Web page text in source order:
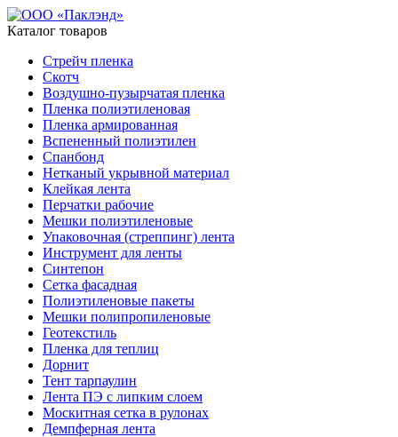
Каталог товаров
Стрейч пленка
Скотч
Воздушно-пузырчатая пленка
Пленка полиэтиленовая
Пленка армированная
Вспененный полиэтилен
Спанбонд
Нетканый укрывной материал
Клейкая лента
Перчатки рабочие
Мешки полиэтиленовые
Упаковочная (стреппинг) лента
Инструмент для ленты
Синтепон
Сетка фасадная
Полиэтиленовые пакеты
Мешки полипропиленовые
Геотекстиль
Пленка для теплиц
Дорнит
Тент тарпаулин
Лента ПЭ с липким слоем
Москитная сетка в рулонах
Демпферная лента